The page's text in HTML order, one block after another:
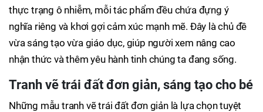
thực trạng ô nhiễm, mỗi tác phẩm đều chứa đựng ý
nghĩa riêng và khơi gợi cảm xúc mạnh mẽ. Đây là chủ đề
vừa sáng tạo vừa giáo dục, giúp người xem nâng cao
nhận thức và thêm yêu hành tinh chúng ta đang sống.
Tranh vẽ trái đất đơn giản, sáng tạo cho bé
Những mẫu tranh vẽ trái đất đơn giản là lựa chọn tuyệt